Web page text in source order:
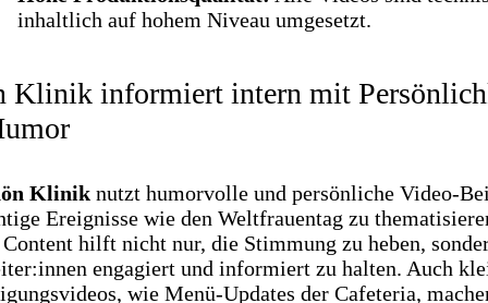
inhaltlich auf hohem Niveau umgesetzt.
Klinik informiert intern mit
Kliniknutzt humorvolle und persönliche Video-
Ereignisse wie den Weltfrauentag zu
hilft nicht nur, die Stimmung zu heben,
engagiert und informiert zu halten. Auch
wie Menü-Updates der Cafeteria,